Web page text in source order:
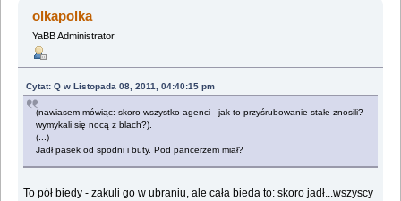
Lemologiczna [Dzienniki gwiazdowe] (Przeczytany
2262224 razy)
olkapolka
YaBB Administrator
Cytat: Q w Listopada 08, 2011, 04:40:15 pm
(nawiasem mówiąc: skoro wszystko agenci - jak to przyśrubowanie stałe znosili?
wymykali się nocą z blach?).
(...)
Jadł pasek od spodni i buty. Pod pancerzem miał?
To pół biedy - zakuli go w ubraniu, ale cała bieda to: skoro jadł...wszyscy